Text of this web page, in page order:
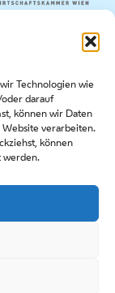
Technologien wie
darauf
können wir Daten
verarbeiten.
können
werden.